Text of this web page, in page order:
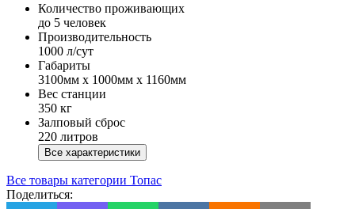
Количество проживающих
до 5 человек
Производительность
1000 л/сут
Габариты
3100мм х 1000мм х 1160мм
Вес станции
350 кг
Залповый сброс
220 литров
Все характеристики
Все товары категории Топас
Поделиться: